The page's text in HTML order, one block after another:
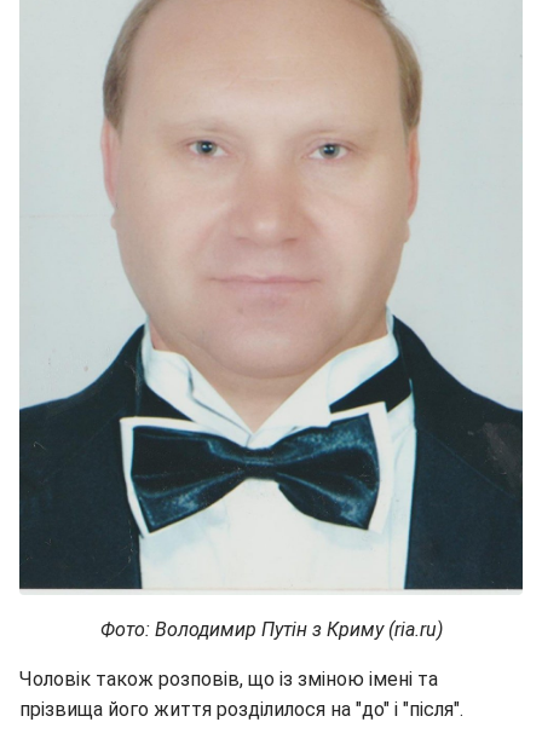
Фото: Володимир Путін з Криму (ria.ru)
Чоловік також розповів, що із зміною імені та
прізвища його життя розділилося на "до" і "після".